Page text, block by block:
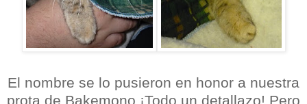
El nombre se lo pusieron en honor a nuestra
prota de Bakemono ¡Todo un detallazo! Pero